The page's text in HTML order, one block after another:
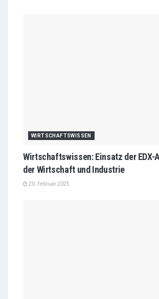
WIRTSCHAFTSWISSEN
Wirtschaftswissen: Einsatz der EDX-
der Wirtschaft und Industrie
20. Februar 2025